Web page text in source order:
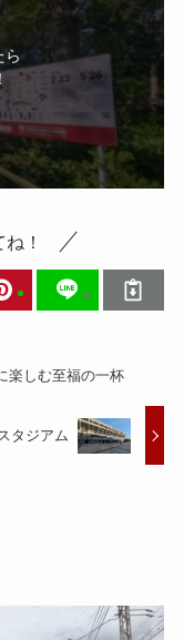
ら
！
楽しむ至福の一杯
タジアム